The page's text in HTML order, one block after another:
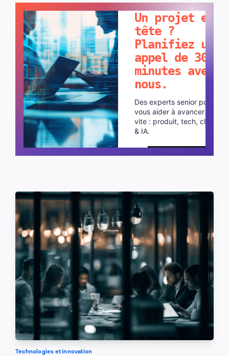
Un projet en
tête ?
Planifiez un
appel de 30
minutes avec
nous.
Des experts senior pour
vous aider à avancer plus
vite : produit, tech, cloud
& IA.
Planifier un appel
Technologies et innovation